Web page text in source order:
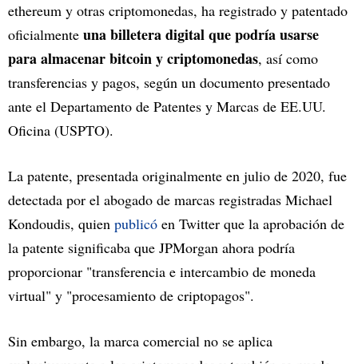
ethereum y otras criptomonedas, ha registrado y patentado
oficialmente una billetera digital que podría usarse
para almacenar bitcoin y criptomonedas, así como
transferencias y pagos, según un documento presentado
ante el Departamento de Patentes y Marcas de EE.UU.
Oficina (USPTO).
La patente, presentada originalmente en julio de 2020, fue
detectada por el abogado de marcas registradas Michael
Kondoudis, quien publicó en Twitter que la aprobación de
la patente significaba que JPMorgan ahora podría
proporcionar "transferencia e intercambio de moneda
virtual" y "procesamiento de criptopagos".
Sin embargo, la marca comercial no se aplica